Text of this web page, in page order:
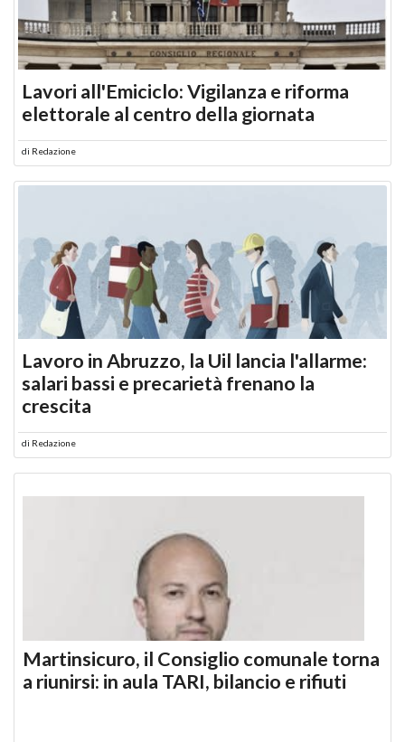
Lavori all'Emiciclo: Vigilanza e riforma
elettorale al centro della giornata
di Redazione
Lavoro in Abruzzo, la Uil lancia l'allarme:
salari bassi e precarietà frenano la
crescita
di Redazione
Martinsicuro, il Consiglio comunale torna
a riunirsi: in aula TARI, bilancio e rifiuti